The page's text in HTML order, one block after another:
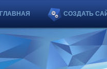
ГЛАВНАЯ СОЗДАТЬ